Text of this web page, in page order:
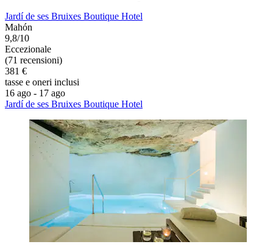
Jardí de ses Bruixes Boutique Hotel
Mahón
9,8/10
Eccezionale
(71 recensioni)
381 €
tasse e oneri inclusi
16 ago - 17 ago
Jardí de ses Bruixes Boutique Hotel